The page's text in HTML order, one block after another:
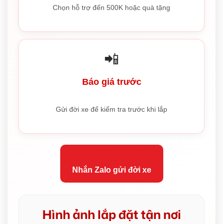
Chọn hỗ trợ đến 500K hoặc quà tặng
📲
Báo giá trước
Gửi đời xe để kiểm tra trước khi lắp
Nhắn Zalo gửi đời xe
Hình ảnh lắp đặt tận nơi